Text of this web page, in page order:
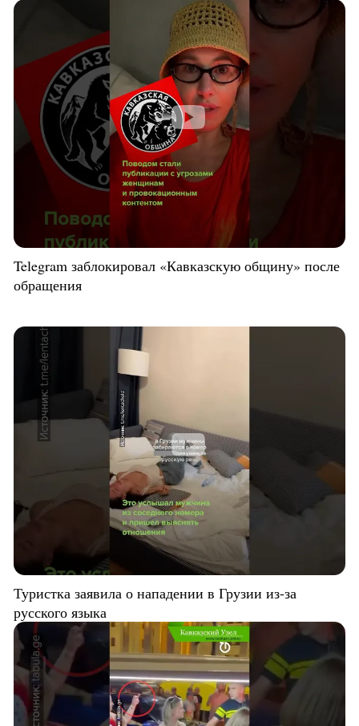
Telegram заблокировал «Кавказскую общину» после
обращения
Туристка заявила о нападении в Грузии из-за
русского языка